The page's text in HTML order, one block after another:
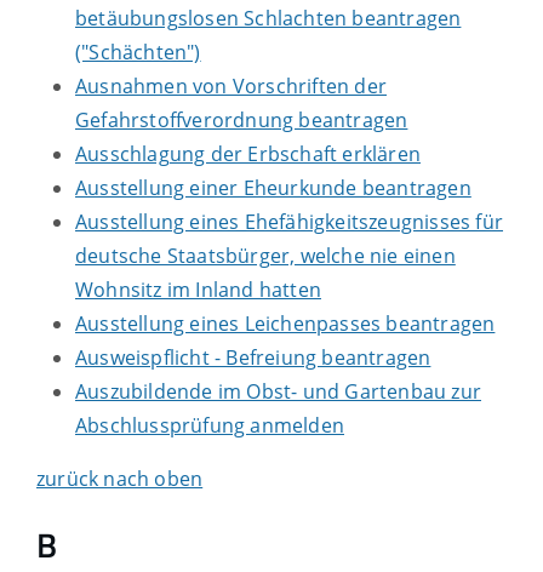
betäubungslosen Schlachten beantragen
("Schächten")
Ausnahmen von Vorschriften der
Gefahrstoffverordnung beantragen
Ausschlagung der Erbschaft erklären
Ausstellung einer Eheurkunde beantragen
Ausstellung eines Ehefähigkeitszeugnisses für
deutsche Staatsbürger, welche nie einen
Wohnsitz im Inland hatten
Ausstellung eines Leichenpasses beantragen
Ausweispflicht - Befreiung beantragen
Auszubildende im Obst- und Gartenbau zur
Abschlussprüfung anmelden
zurück nach oben
B